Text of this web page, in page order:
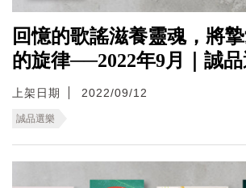
回憶的歌謠滋養靈魂，將
的旋律──2022年9月｜誠
上架日期 2022/09/12
誠品選樂